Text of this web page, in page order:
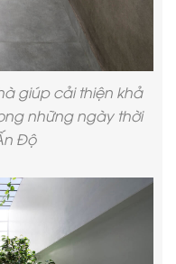
giúp cải thiện khả
những ngày thời
Độ